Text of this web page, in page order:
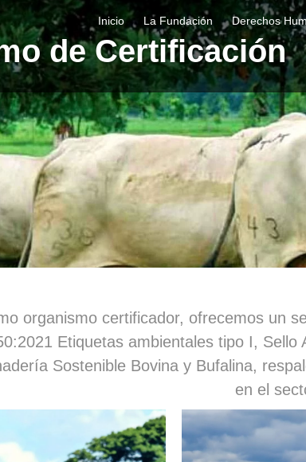
Inicio La Fundación Derechos
de Certificación
organismo certificador, ofrecemos un
Etiquetas ambientales tipo I,
Sostenible Bovina y Bufalina,
en el